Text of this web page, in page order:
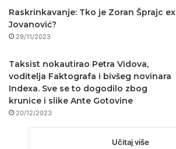
Raskrinkavanje: Tko je Zoran Šprajc ex
Jovanović?
29/11/2023
Taksist nokautirao Petra Vidova,
voditelja Faktografa i bivšeg novinara
Indexa. Sve se to dogodilo zbog
krunice i slike Ante Gotovine
20/12/2023
Učitaj više